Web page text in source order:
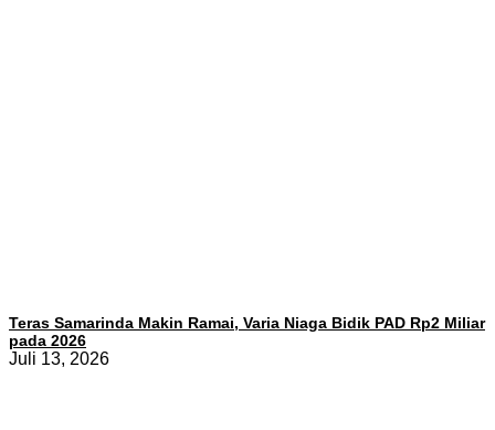
Teras Samarinda Makin Ramai, Varia Niaga Bidik PAD Rp2 Miliar
pada 2026
Juli 13, 2026